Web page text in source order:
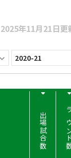
2025年11月21日更
出場試合数 ラウ